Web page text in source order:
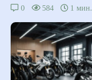
0 584 1 мин.